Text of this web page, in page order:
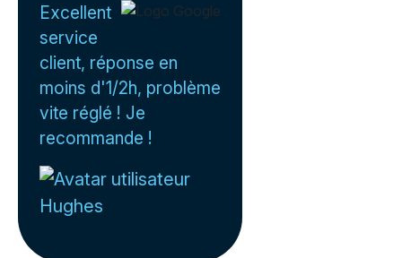
Excellent
service
client, réponse en
moins d'1/2h, problème
vite réglé ! Je
recommande !
Hughes